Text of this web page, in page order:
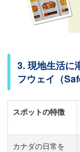
3. 現地生活に
フウェイ（
スポットの特徴
カナダの日常を